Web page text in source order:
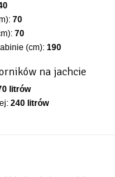
70
70
(cm): 190
na jachcie
litrów
240 litrów